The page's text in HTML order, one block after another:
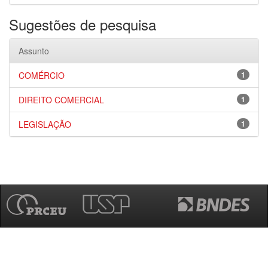
Sugestões de pesquisa
Assunto
1
COMÉRCIO
1
DIREITO COMERCIAL
1
LEGISLAÇÃO